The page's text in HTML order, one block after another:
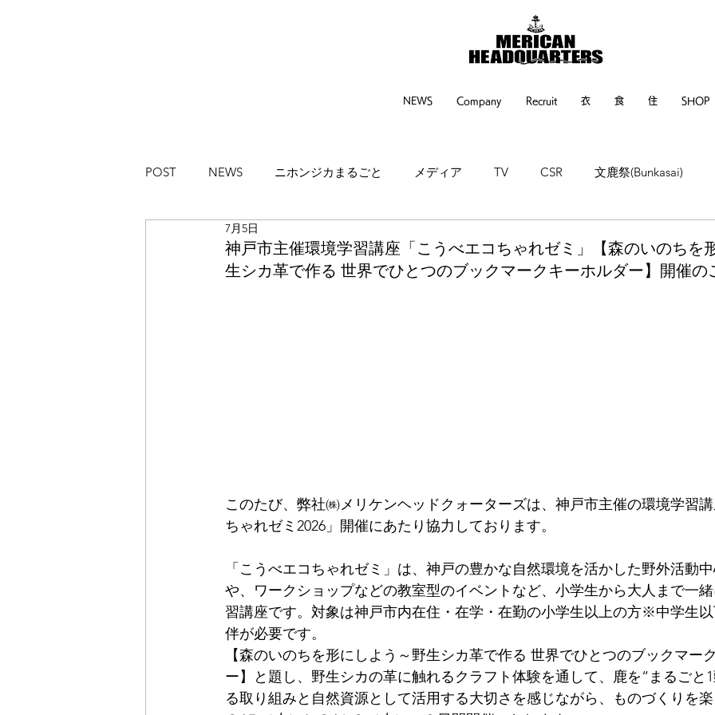
NEWS Company Recruit 衣 食 住 SHOP
POST NEWS ニホンジカまるごと メディア TV CSR 文鹿祭(Bunkasai)
ハイカラブルバード
神戸市主催環境学習講座「こうべエコちゃれゼミ」【森のいのちを
生シカ革で作る 世界でひとつのブックマークキーホルダー】開催の
7月5日
このたび、弊社㈱メリケンヘッドクォーターズは、神戸市主催の環境学習
ちゃれゼミ2026」開催にあたり協力しております。
「こうべエコちゃれゼミ」は、神戸の豊かな自然環境を活かした野外活動
や、ワークショップなどの教室型のイベントなど、小学生から大人まで一
習講座です。 対象は神戸市内在住・在学・在勤の小学生以上の方※中学生
伴が必要です。
【森のいのちを形にしよう～野生シカ革で作る 世界でひとつのブックマー
ー】と題し、野生シカの革に触れるクラフト体験を通して、鹿を“まるごと
る取り組みと自然資源として活用する大切さを感じながら、ものづくりを